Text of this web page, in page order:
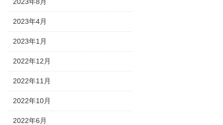
2023年4月
2023年1月
2022年12月
2022年11月
2022年10月
2022年6月